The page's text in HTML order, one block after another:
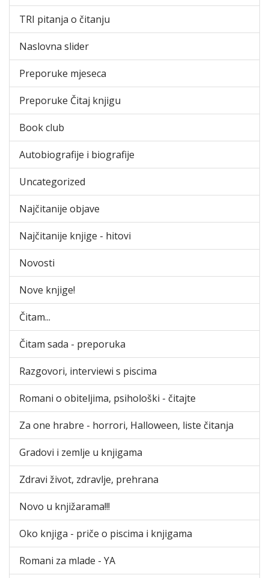
TRI pitanja o čitanju
Naslovna slider
Preporuke mjeseca
Preporuke Čitaj knjigu
Book club
Autobiografije i biografije
Uncategorized
Najčitanije objave
Najčitanije knjige - hitovi
Novosti
Nove knjige!
Čitam...
Čitam sada - preporuka
Razgovori, interviewi s piscima
Romani o obiteljima, psihološki - čitajte
Za one hrabre - horrori, Halloween, liste čitanja
Gradovi i zemlje u knjigama
Zdravi život, zdravlje, prehrana
Novo u knjižarama!!!
Oko knjiga - priče o piscima i knjigama
Romani za mlade - YA